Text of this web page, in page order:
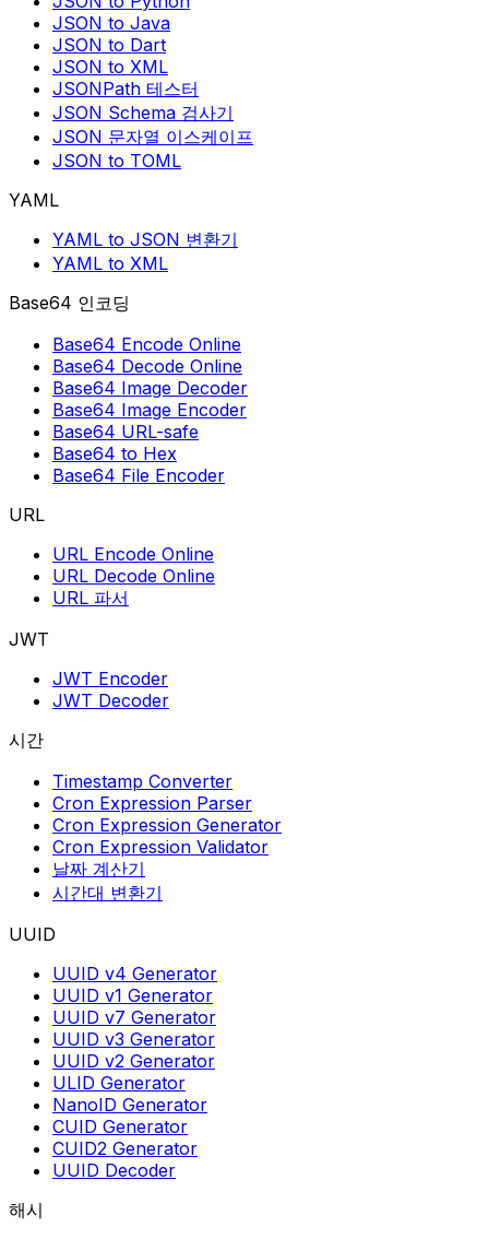
JSON to Java
JSON to Dart
JSON to XML
JSONPath 테스터
JSON Schema 검사기
JSON 문자열 이스케이프
JSON to TOML
YAML
YAML to JSON 변환기
YAML to XML
Base64 인코딩
Base64 Encode Online
Base64 Decode Online
Base64 Image Decoder
Base64 Image Encoder
Base64 URL-safe
Base64 to Hex
Base64 File Encoder
URL
URL Encode Online
URL Decode Online
URL 파서
JWT
JWT Encoder
JWT Decoder
시간
Timestamp Converter
Cron Expression Parser
Cron Expression Generator
Cron Expression Validator
날짜 계산기
시간대 변환기
UUID
UUID v4 Generator
UUID v1 Generator
UUID v7 Generator
UUID v3 Generator
UUID v2 Generator
ULID Generator
NanoID Generator
CUID Generator
CUID2 Generator
UUID Decoder
해시